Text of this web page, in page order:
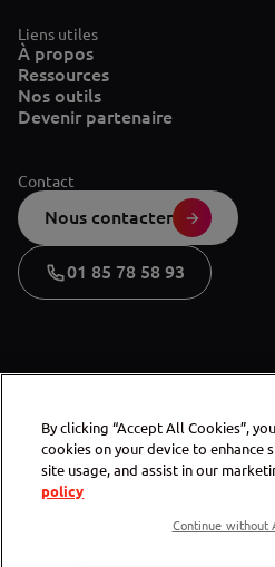
Liens utiles
À propos
Ressources
Nos outils
Devenir partenaire
Contact
Nous contacter
01 85 78 58 93
By clicking “Accept All Cookies”,
cookies on your device to enhance
site usage, and assist in our
policy
Continue without